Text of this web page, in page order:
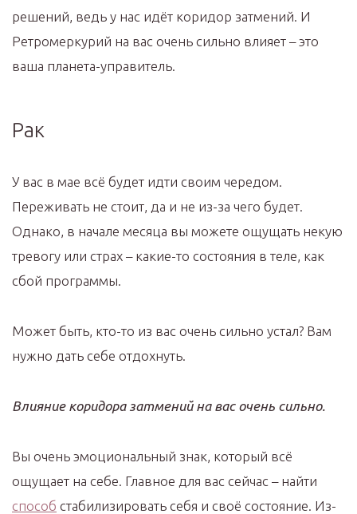
решений, ведь у нас идёт коридор затмений. И
Ретромеркурий на вас очень сильно влияет – это
ваша планета-управитель.
Рак
У вас в мае всё будет идти своим чередом.
Переживать не стоит, да и не из-за чего будет.
Однако, в начале месяца вы можете ощущать некую
тревогу или страх – какие-то состояния в теле, как
сбой программы.
Может быть, кто-то из вас очень сильно устал? Вам
нужно дать себе отдохнуть.
Влияние коридора затмений на вас очень сильно.
Вы очень эмоциональный знак, который всё
ощущает на себе. Главное для вас сейчас – найти
способ стабилизировать себя и своё состояние. Из-